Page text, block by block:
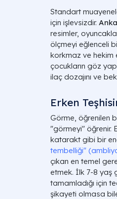
Standart
için işlevsizdir.
resimler,
ölçmeyi eğlenceli
korkmaz ve hekim
çocukların göz
ilaç dozajını ve
Erken
Görme, öğrenilen
"görmeyi" öğrenir.
katarakt gibi bir
tembelliği"
çıkan en temel
etmek. İlk 7-8 yaş
tamamladığı için
şikayeti olmasa